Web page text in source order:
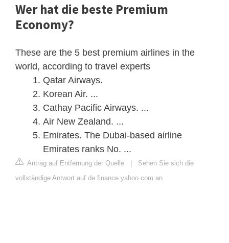
Wer hat die beste Premium
Economy?
These are the 5 best premium airlines in the
world, according to travel experts
Qatar Airways.
Korean Air. ...
Cathay Pacific Airways. ...
Air New Zealand. ...
Emirates. The Dubai-based airline
Emirates ranks No. ...
Antrag auf Entfernung der Quelle | Sehen Sie sich die
vollständige Antwort auf de.finance.yahoo.com an